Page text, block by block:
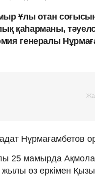
Ұлы отан
қаһарманы,
генералы
Нұрмағамбетов
25 мамырда Ақмола
жылы өз еркімен